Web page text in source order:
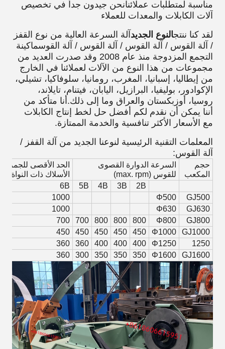
مناسبة لمتطلبات عملائنانحن جيدون جداً في تخصيص
آلات الكابلات والمعدات للعملاء
لقد كنا ننتجالنوع الجديد آلة السرعة العالية من نوع القفز
/ آلة القوس / آلة القوس / آلة القوس / آلة القوسماكينة
التجمع المزدوجة منذ عام 2008 وقد صدرت العديد من
مجموعات من هذا النوع من الآلات لعملائنا في الخارج
من إيطاليا، إسبانيا، المغرب، رومانيا، سلوفاكيا، تشيلي،
الإكوادور، بوليفيا، البرازيل، اليابان، فيتنام، تايلاند،
روسيا، أوزبكستان والعراق وما إلى ذلك.أنا متأكد من
أننا يمكن أن نقدم لكم أفضل حل لخط إنتاج الكابلات
مع الأسعار الأكثر تنافسية والخدمة الممتازة.
المعلمات التقنية الرئيسية لنوعنا الجديد من آلة القفز /
آلة القوس:
حجم
المكعب
السرعة الدوارة القصوى
للقوس (max. rpm)
الحد الأقصى للجمرة
الأسلاك ذات النواة
2B
3B
4B
5B
6B
GJ500
Φ500
1000
GJ630
Φ630
1000
GJ800
Φ800
800
800
800
700
700
GJ1000
Φ1000
450
450
450
450
450
1250
Φ1250
400
400
400
360
360
GJ1600
Φ1600
350
350
350
300
360